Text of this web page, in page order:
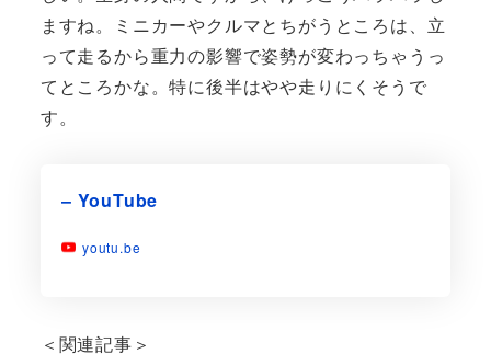
ますね。ミニカーやクルマとちがうところは、立
って走るから重力の影響で姿勢が変わっちゃうっ
てところかな。特に後半はやや走りにくそうで
す。
– YouTube
youtu.be
＜関連記事＞